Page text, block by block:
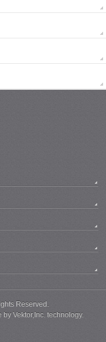
Reserved.
byVektor,Inc. technology.